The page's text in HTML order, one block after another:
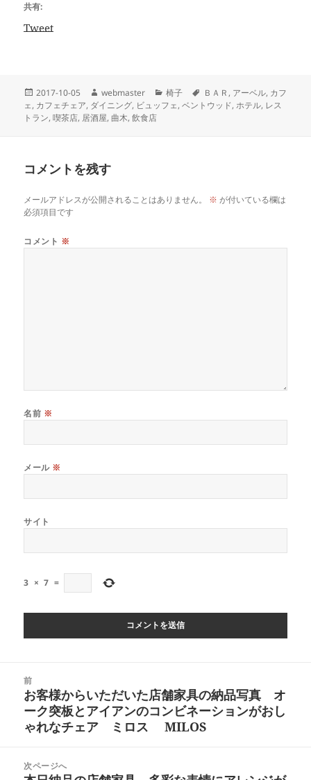
共有:
Tweet
投
稿
日:
2017-10-05
作
成
者
webmaster
カ
テ
椅子
タ
グ
ＢＡＲ , アーベル, カフ
ェ, カフェチェア, ダイニング, ビュッフェ,ベントウッド,ホテル, レス
トラン,喫茶店, 居酒屋, 曲木,飲食店
コメントを残す
メールアドレスが公開されることはありません。 ※ が付いている欄は
必須項目です
コメント ※
名前 ※
メール ※
サイト
3 × 7 =
前
前
の
投
お客様からいただいた店舗家具の納品写真 オ
ーク突板とアイアンのコンビネーションがおし
ゃれなチェア ミロス MILOS
次ページへ